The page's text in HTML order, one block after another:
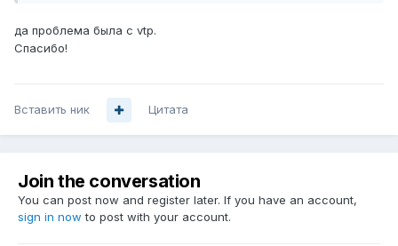
да проблема была с vtp.
Спасибо!
Вставить ник Цитата
Join the conversation
You can post now and register later. If you have an account,
sign in now to post with your account.